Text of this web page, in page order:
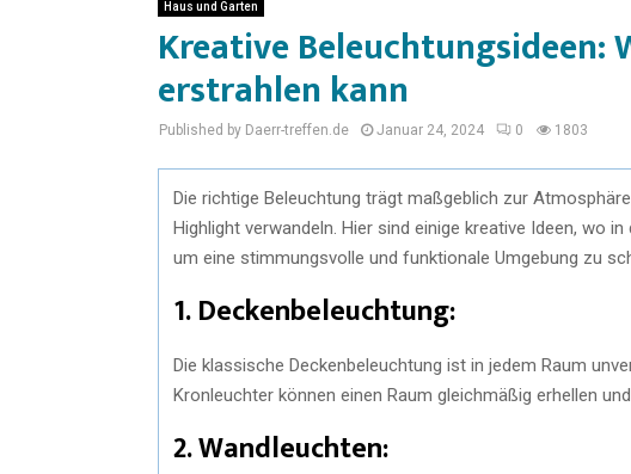
Haus und Garten
Kreative Beleuchtungsideen:
erstrahlen kann
Published by Daerr-treffen.de Januar 24, 2024 0 1803
Die richtige Beleuchtung trägt maßgeblich zur
Highlight verwandeln. Hier sind einige kreative Ideen, wo
um eine stimmungsvolle und funktionale Umgebung zu
1. Deckenbeleuchtung:
Die klassische Deckenbeleuchtung ist in jedem Raum
Kronleuchter können einen Raum gleichmäßig erhellen
2. Wandleuchten: